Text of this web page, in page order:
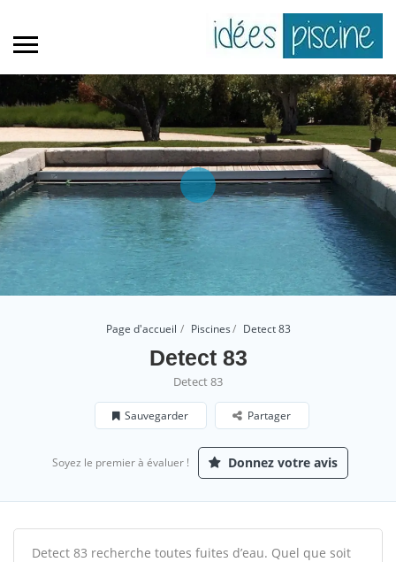
Page d'accueil Piscines Detect 83
Detect 83
Detect 83
Sauvegarder Partager
Soyez le premier à évaluer ! Donnez votre avis
Detect 83 recherche toutes fuites d’eau. Quel que soit